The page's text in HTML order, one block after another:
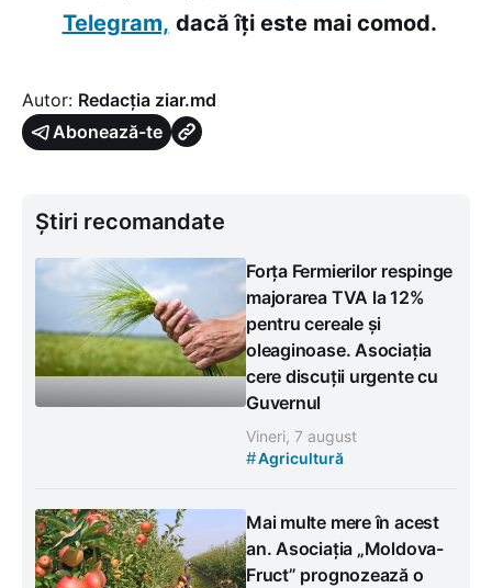
Telegram, dacă îți este mai comod.
Autor: Redacția ziar.md
Abonează-te
Știri recomandate
Forța Fermierilor respinge
majorarea TVA la 12%
pentru cereale și
oleaginoase. Asociația
cere discuții urgente cu
Guvernul
Vineri, 7 august
#Agricultură
Mai multe mere în acest
an. Asociația „Moldova-
Fruct” prognozează o